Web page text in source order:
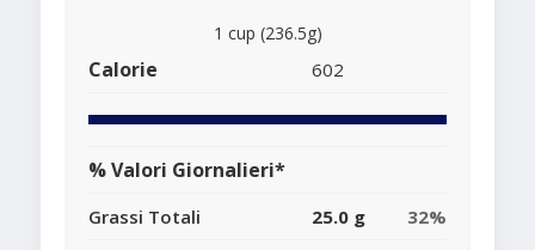
1 cup (236.5g)
Calorie 602
% Valori Giornalieri*
Grassi Totali 25.0 g
32%